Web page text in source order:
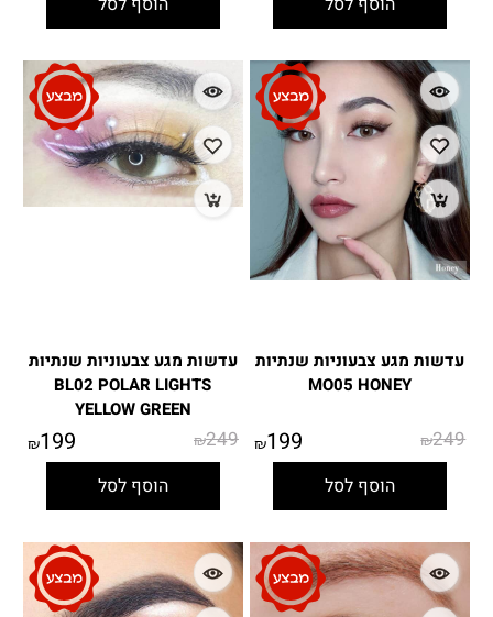
עדשות מגע צבעוניות שנתיות
MO05 HONEY
₪249
₪199
הוסף לסל
עדשות מגע צבעוניות שנתיות
BL02 POLAR LIGHTS
YELLOW GREEN
₪249
₪199
הוסף לסל